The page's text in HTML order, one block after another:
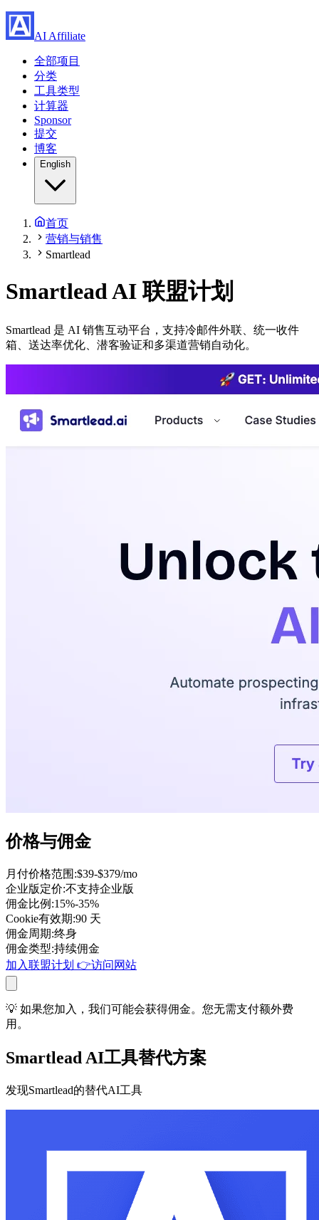
AI Affiliate
全部项目
分类
工具类型
计算器
Sponsor
提交
博客
English
首页
营销与销售
Smartlead
SmartleadAI 联盟计划
Smartlead 是 AI 销售互动平台，支持冷邮件外联、统一收件
箱、送达率优化、潜客验证和多渠道营销自动化。
价格与佣金
月付价格范围 :$39-$379/mo
企业版定价:不支持企业版
佣金比例 :15%-35%
Cookie有效期:90 天
佣金周期:终身
佣金类型:持续佣金
加入联盟计划 👉访问网站
💡 如果您加入，我们可能会获得佣金。您无需支付额外费
用。
Smartlead AI工具替代方案
发现Smartlead的替代AI工具